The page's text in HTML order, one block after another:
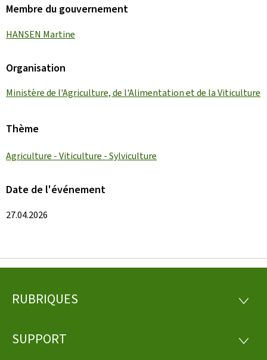
Membre du gouvernement
HANSEN Martine
Organisation
Ministère de l'Agriculture, de l'Alimentation et de la Viticulture
Thème
Agriculture - Viticulture - Sylviculture
Date de l'événement
27.04.2026
Pied
page
RUBRIQUES
SUPPORT